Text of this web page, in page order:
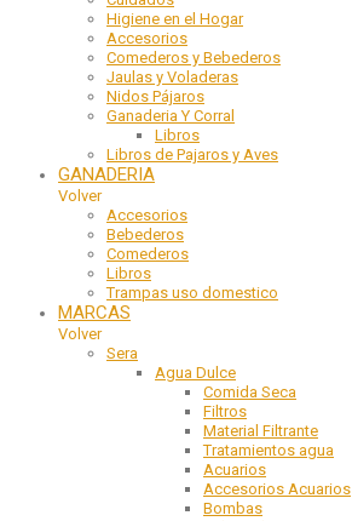
Higiene en el Hogar
Accesorios
Comederos y Bebederos
Jaulas y Voladeras
Nidos Pájaros
Ganaderia Y Corral
Libros
Libros de Pajaros y Aves
GANADERIA
Volver
Accesorios
Bebederos
Comederos
Libros
Trampas uso domestico
MARCAS
Volver
Sera
Agua Dulce
Comida Seca
Filtros
Material Filtrante
Tratamientos agua
Acuarios
Accesorios Acuarios
Bombas